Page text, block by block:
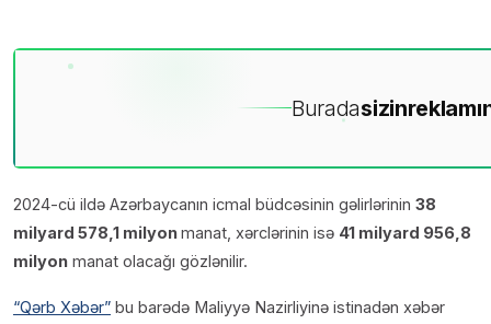
Buradasizin
2024-cü ildə Azərbaycanın icmal büdcəsinin gəlirlərinin 38
milyard 578,1 milyonmanat, xərclərinin isə 41 milyard 956,8
milyon manat olacağı gözlənilir.
“Qərb Xəbər” bu barədə Maliyyə Nazirliyinə istinadən xəbər